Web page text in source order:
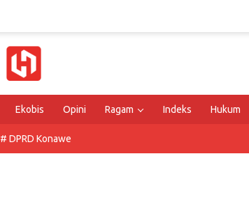
Ekobis Opini Ragam Indeks Hukum
# DPRD Konawe